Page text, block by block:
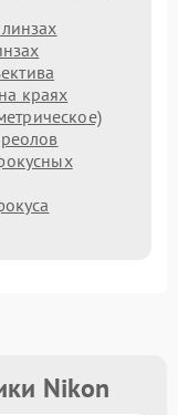
краях
Nikon